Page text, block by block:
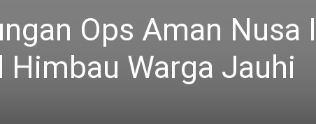
Ops Aman Nusa
Himbau Warga Jauhi